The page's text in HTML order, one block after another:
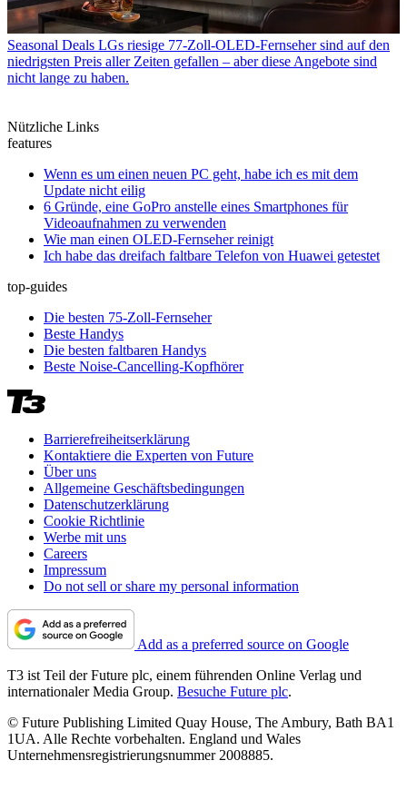
Seasonal Deals LGs riesige 77-Zoll-OLED-Fernseher sind auf den
niedrigsten Preis aller Zeiten gefallen – aber diese Angebote sind
nicht lange zu haben.
Nützliche Links
features
Wenn es um einen neuen PC geht, habe ich es mit dem
Update nicht eilig
6 Gründe, eine GoPro anstelle eines Smartphones für
Videoaufnahmen zu verwenden
Wie man einen OLED-Fernseher reinigt
Ich habe das dreifach faltbare Telefon von Huawei getestet
top-guides
Die besten 75-Zoll-Fernseher
Beste Handys
Die besten faltbaren Handys
Beste Noise-Cancelling-Kopfhörer
Barrierefreiheitserklärung
Kontaktiere die Experten von Future
Über uns
Allgemeine Geschäftsbedingungen
Datenschutzerklärung
Cookie Richtlinie
Werbe mit uns
Careers
Impressum
Do not sell or share my personal information
Add as a preferred source on Google
T3 ist Teil der Future plc, einem führenden Online Verlag und
internationaler Media Group. Besuche Future plc.
© Future Publishing Limited Quay House, The Ambury, Bath BA1
1UA. Alle Rechte vorbehalten. England und Wales
Unternehmensregistrierungsnummer 2008885.